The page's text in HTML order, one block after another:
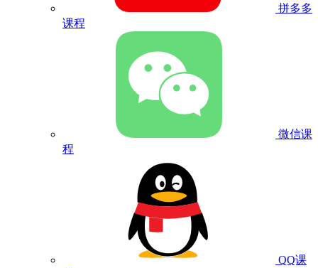
拼多多
课程
微信课
程
QQ课